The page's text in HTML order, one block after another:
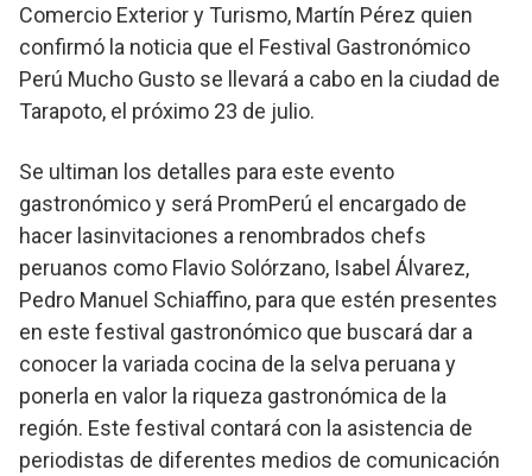
Comercio Exterior y Turismo, Martín Pérez quien
confirmó la noticia que el Festival Gastronómico
Perú Mucho Gusto se llevará a cabo en la ciudad de
Tarapoto, el próximo 23 de julio.
Se ultiman los detalles para este evento
gastronómico y será PromPerú el encargado de
hacer lasinvitaciones a renombrados chefs
peruanos como Flavio Solórzano, Isabel Álvarez,
Pedro Manuel Schiaffino, para que estén presentes
en este festival gastronómico que buscará dar a
conocer la variada cocina de la selva peruana y
ponerla en valor la riqueza gastronómica de la
región. Este festival contará con la asistencia de
periodistas de diferentes medios de comunicación